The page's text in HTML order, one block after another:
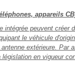
appareils
intégrée peuvent créer
le véhicule
extérieure. Par
en vigueur